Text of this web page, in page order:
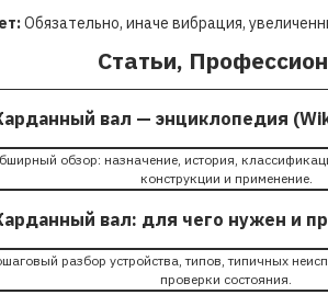
Обязательно, иначе вибрация,
Статьи,
вал — энциклопедия
обзор: назначение, история,
конструкции и применение.
вал: для чего нужен и
разбор устройства, типов, типичных
проверки состояния.